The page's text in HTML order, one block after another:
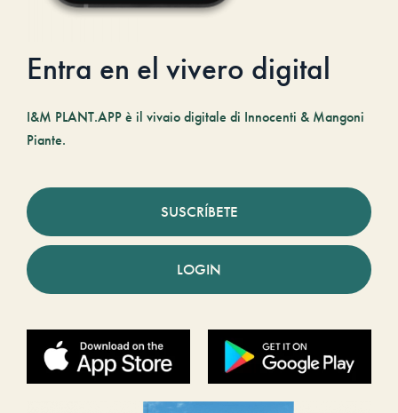
Entra en el vivero digital
I&M PLANT.APP è il vivaio digitale di Innocenti & Mangoni
Piante.
SUSCRÍBETE
LOGIN